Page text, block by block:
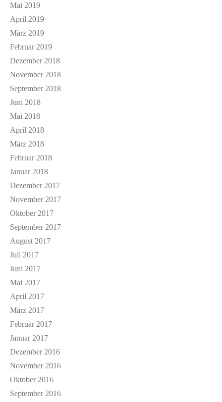
Mai 2019
April 2019
März 2019
Februar 2019
Dezember 2018
November 2018
September 2018
Juni 2018
Mai 2018
April 2018
März 2018
Februar 2018
Januar 2018
Dezember 2017
November 2017
Oktober 2017
September 2017
August 2017
Juli 2017
Juni 2017
Mai 2017
April 2017
März 2017
Februar 2017
Januar 2017
Dezember 2016
November 2016
Oktober 2016
September 2016